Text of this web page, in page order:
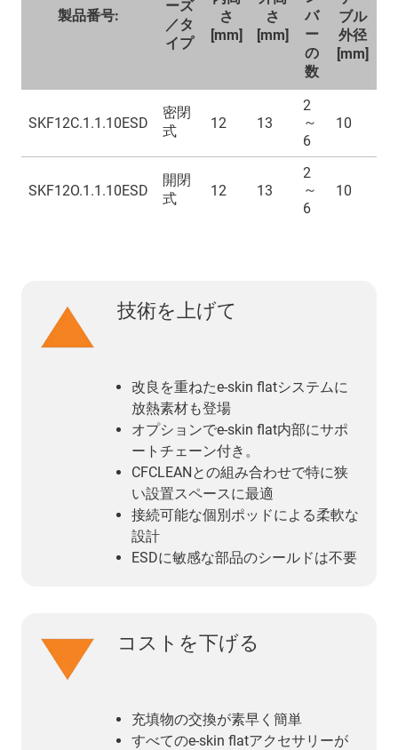
製品番号:
ーズ
／タ
イプ
さ
[mm]
さ
[mm]
バ
ー
の
数
ブル
外径
[mm]
SKF12C.1.1.10ESD
密閉
式
12 13
2
～
6
10
SKF12O.1.1.10ESD
開閉
式
12 13
2
～
6
10
技術を上げて
改良を重ねたe-skin flatシステムに
放熱素材も登場
オプションでe-skin flat内部にサポ
ートチェーン付き。
CFCLEANとの組み合わせで特に狭
い設置スペースに最適
接続可能な個別ポッドによる柔軟な
設計
ESDに敏感な部品のシールドは不要
コストを下げる
充填物の交換が素早く簡単
すべてのe-skin flatアクセサリーが